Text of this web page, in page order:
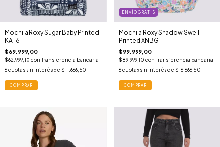
Mochila Roxy Sugar Baby Printed
KAT6
$69.999,00
$62.999,10 con Transferencia bancaria
6cuotas sin interés de $11.666,50
COMPRAR
ENVÍO GRATIS
Mochila Roxy Shadow Swell
Printed XNBG
$99.999,00
$89.999,10 con Transferencia bancaria
6 cuotas sin interés de $16.666,50
COMPRAR